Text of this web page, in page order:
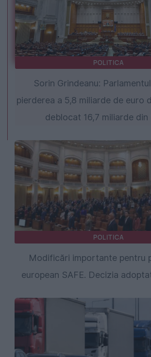
POLITICA
Sorin Grindeanu:
pierderea a 5,8 miliarde de euro
deblocat 16,7 miliarde din
POLITICA
Modificări importante pentru
european SAFE. Decizia